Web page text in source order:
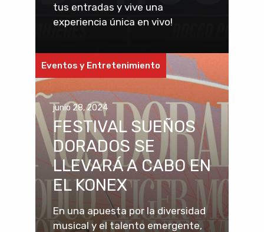
tus entradas y vive una
experiencia única en vivo!
Eventos y Entretenimiento
junio 28, 2024
FESTIVAL SUEÑOS
DORADOS SE
LLEVARÁ A CABO EN
EL KONEX
En una apuesta por la diversidad
musical y el talento emergente,